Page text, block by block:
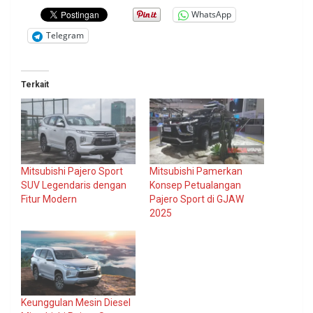
WhatsApp
Telegram
Terkait
Mitsubishi Pajero Sport
SUV Legendaris dengan
Fitur Modern
Mitsubishi Pamerkan
Konsep Petualangan
Pajero Sport di GJAW
2025
Keunggulan Mesin Diesel